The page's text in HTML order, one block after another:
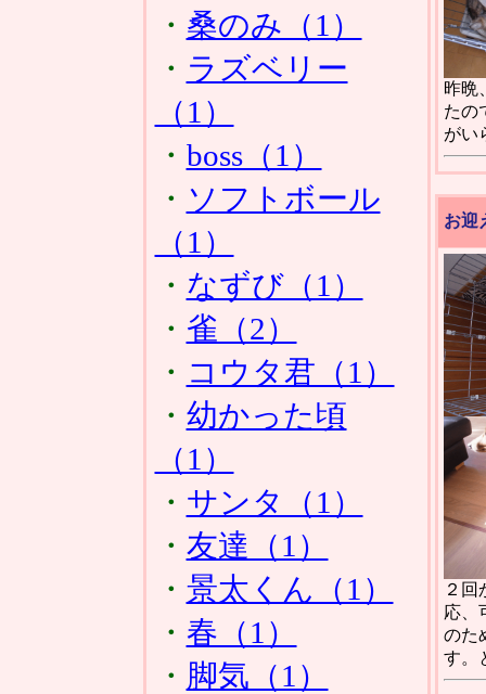
・ 桑のみ（1）
・ ラズベリー
（1）
・ boss（1）
・ ソフトボール
（1）
・ なずび（1）
・ 雀（2）
・ コウタ君（1）
・ 幼かった頃
（1）
・ サンタ（1）
・ 友達（1）
・ 景太くん（1）
・ 春（1）
・ 脚気（1）
昨晩
たの
がい
お迎
２回
応、
のた
す。